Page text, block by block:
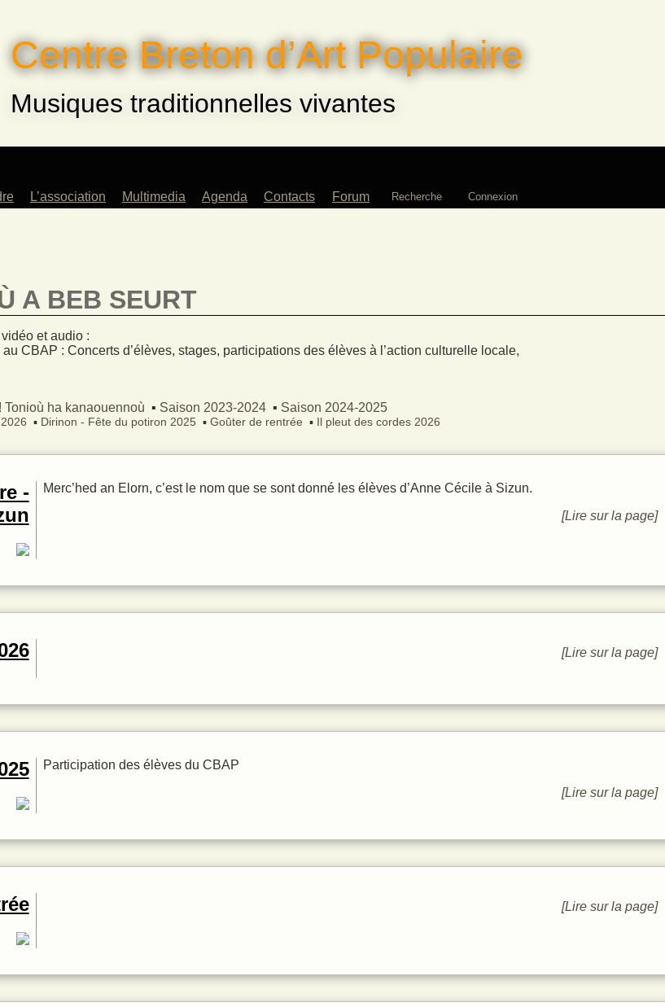
Centre Breton d’Art Populaire
Musiques traditionnelles vivantes
L’association
Multimedia
Saison 2024-2025
Agenda Contacts Forum Recherche Connexion
A BEB SEURT
et audio :
CBAP : Concerts d’élèves, stages, participations des élèves à l’action culturelle locale,
Tonioù ha kanaouennoù Saison 2023-2024 Saison 2024-2025
Dirinon - Fête du potiron 2025 Goûter de rentrée Il pleut des cordes 2026
-
Merc’hed an Elorn, c’est le nom que se sont donné les élèves d’Anne Cécile à Sizun.
[Lire sur la page]
[Lire sur la page]
Participation des élèves du CBAP
[Lire sur la page]
[Lire sur la page]